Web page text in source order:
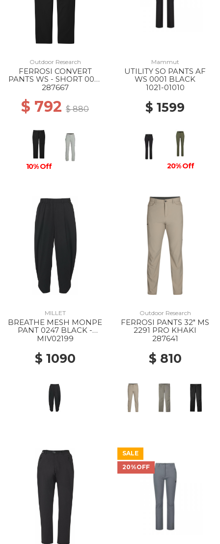
Outdoor Research
FERROSI CONVERT
PANTS WS - SHORT 0001
BLACK
287667
$ 792 $ 880
10% Off
Mammut
UTILITY SO PANTS AF
WS 0001 BLACK
1021-01010
$ 1599
20% Off
MILLET
BREATHE MESH MONPE
PANT 0247 BLACK -
NOIR
MIV02199
$ 1090
Outdoor Research
FERROSI PANTS 32" MS
2291 PRO KHAKI
287641
$ 810
SALE
20%OFF